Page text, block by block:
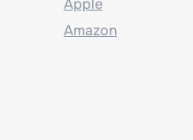
Apple
Amazon